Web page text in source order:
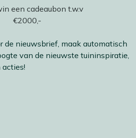
de nieuwsbrief, maak automatisch
van de nieuwste tuininspiratie,